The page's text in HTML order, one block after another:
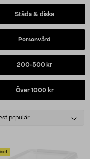
Städa & diska
Personvård
200-500 kr
Över 1000 kr
populär